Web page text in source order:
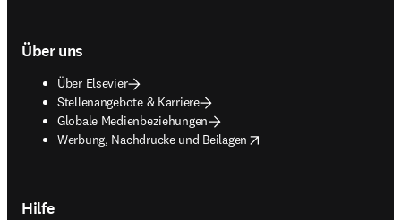
Über uns
Über Elsevier
Stellenangebote & Karriere
Globale Medienbeziehungen
Werbung, Nachdrucke und Beilagen
opens in new tab/window
Hilfe